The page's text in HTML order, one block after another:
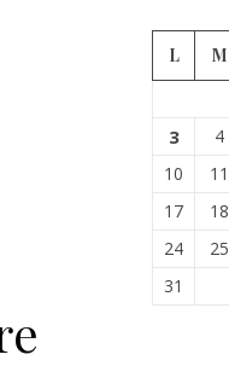
L M
3 4
10
11
17
18
24
25
31